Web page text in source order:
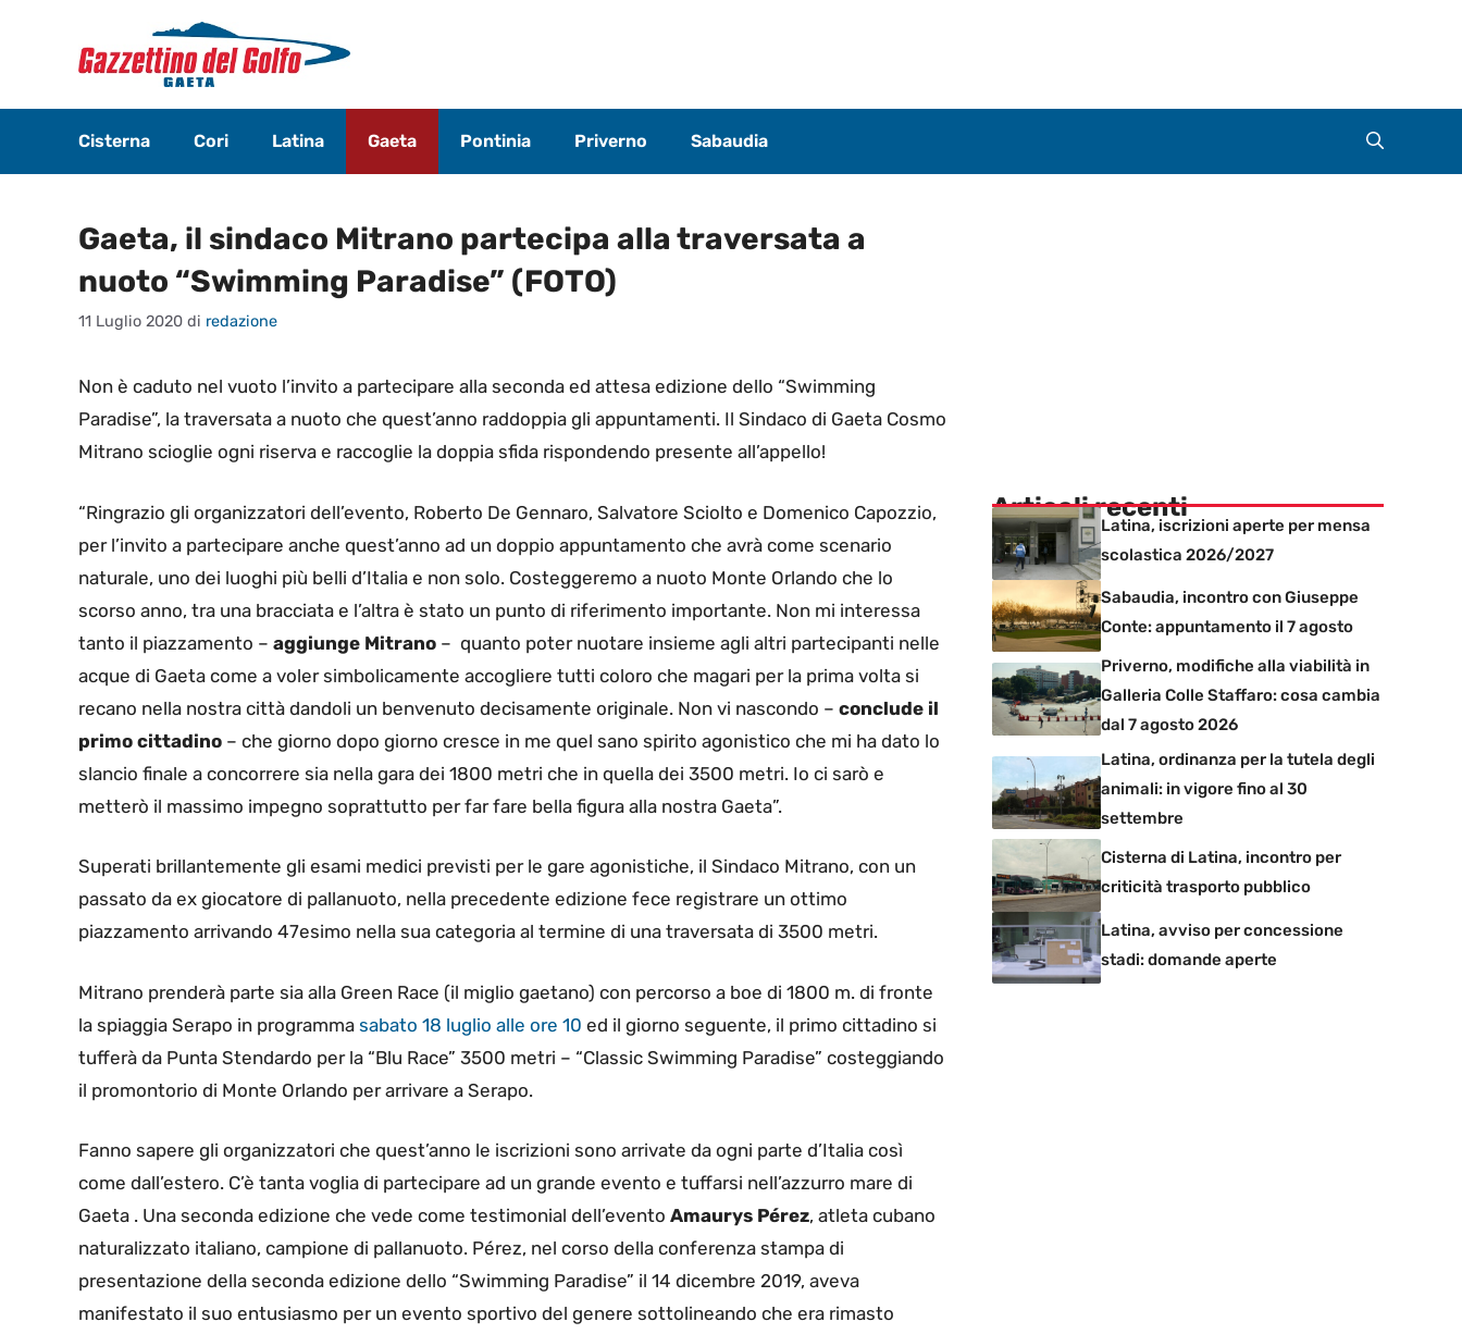
contenuto
Cisterna Cori Latina Gaeta Pontinia Priverno Sabaudia
Gaeta, il sindaco Mitrano partecipa alla traversata a
nuoto “Swimming Paradise” (FOTO)
11 Luglio 2020 di redazione
Non è caduto nel vuoto l’invito a partecipare alla seconda ed attesa edizione dello “Swimming
Paradise”, la traversata a nuoto che quest’anno raddoppia gli appuntamenti. Il Sindaco di Gaeta Cosmo
Mitrano scioglie ogni riserva e raccoglie la doppia sfida rispondendo presente all’appello!
“Ringrazio gli organizzatori dell’evento, Roberto De Gennaro, Salvatore Sciolto e Domenico Capozzio,
per l’invito a partecipare anche quest’anno ad un doppio appuntamento che avrà come scenario
naturale, uno dei luoghi più belli d’Italia e non solo. Costeggeremo a nuoto Monte Orlando che lo
scorso anno, tra una bracciata e l’altra è stato un punto di riferimento importante. Non mi interessa
tanto il piazzamento – aggiunge Mitrano – quanto poter nuotare insieme agli altri partecipanti nelle
acque di Gaeta come a voler simbolicamente accogliere tutti coloro che magari per la prima volta si
recano nella nostra città dandoli un benvenuto decisamente originale. Non vi nascondo – conclude il
primo cittadino – che giorno dopo giorno cresce in me quel sano spirito agonistico che mi ha dato lo
slancio finale a concorrere sia nella gara dei 1800 metri che in quella dei 3500 metri. Io ci sarò e
metterò il massimo impegno soprattutto per far fare bella figura alla nostra Gaeta”.
Superati brillantemente gli esami medici previsti per le gare agonistiche, il Sindaco Mitrano, con un
passato da ex giocatore di pallanuoto, nella precedente edizione fece registrare un ottimo
piazzamento arrivando 47esimo nella sua categoria al termine di una traversata di 3500 metri.
Mitrano prenderà parte sia alla Green Race (il mi­glio gaetano) con percorso a boe di 1800 m. di fronte
la spiaggia Serapo in programma sabato 18 luglio alle ore 10 ed il giorno seguente, il primo cittadino si
tufferà da Punta Stendardo per la “Blu Race” 3500 metri – “Classic Swimming Paradise” costeggiando
il promontorio di Monte Orlando per arrivare a Serapo.
Fanno sapere gli organizzatori che quest’anno le iscrizioni sono arrivate da ogni parte d’Ita­lia così
come dall’estero. C’è tanta voglia di partecipare ad un grande evento e tuffarsi nell’azzurro mare di
Gaeta . Una seconda edizione che vede come testimonial dell’evento Amaurys Pérez, atleta cubano
naturalizzato italiano, campione di pallanuoto. Pérez, nel corso della conferenza stampa di
presentazione della seconda edizione dello “Swimming Paradise” il 14 dicembre 2019, aveva
manifestato il suo entusiasmo per un evento sportivo del genere sottolineando che era rimasto
Articoli recenti
Latina, iscrizioni aperte per mensa
scolastica 2026/2027
Sabaudia, incontro con Giuseppe
Conte: appuntamento il 7 agosto
Priverno, modifiche alla viabilità in
Galleria Colle Staffaro: cosa cambia
dal 7 agosto 2026
Latina, ordinanza per la tutela degli
animali: in vigore fino al 30
settembre
Cisterna di Latina, incontro per
criticità trasporto pubblico
Latina, avviso per concessione
stadi: domande aperte